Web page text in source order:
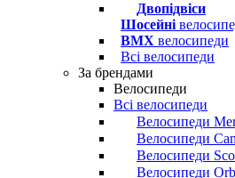
Двопідвіси
Шосейні
BMX велосипеди
Всі велосипеди
За брендами
Велосипеди
Всі велосипеди
Велосипеди
Велосипеди
Велосипеди
Велосипеди